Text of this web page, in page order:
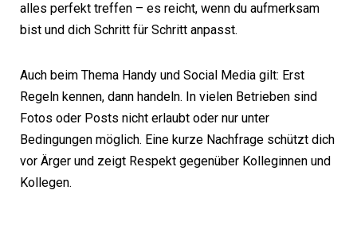
alles perfekt treffen – es reicht, wenn du aufmerksam
bist und dich Schritt für Schritt anpasst.
Auch beim Thema Handy und Social Media gilt: Erst
Regeln kennen, dann handeln. In vielen Betrieben sind
Fotos oder Posts nicht erlaubt oder nur unter
Bedingungen möglich. Eine kurze Nachfrage schützt dich
vor Ärger und zeigt Respekt gegenüber Kolleginnen und
Kollegen.